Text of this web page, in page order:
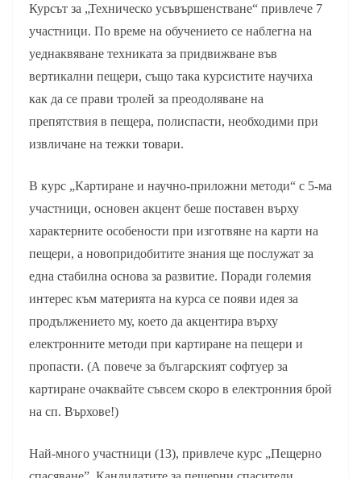
Курсът за „Техническо усъвършенстване“ привлече 7
участници. По време на обучението се наблегна на
уеднаквяване техниката за придвижване във
вертикални пещери, също така курсистите научиха
как да се прави тролей за преодоляване на
препятствия в пещера, полиспасти, необходими при
извличане на тежки товари.
В курс „Картиране и научно-приложни методи“ с 5-ма
участници, основен акцент беше поставен върху
характерните особености при изготвяне на карти на
пещери, а новопридобитите знания ще послужат за
една стабилна основа за развитие. Поради големия
интерес към материята на курса се появи идея за
продължението му, което да акцентира върху
електронните методи при картиране на пещери и
пропасти. (А повече за българският софтуер за
картиране очаквайте съвсем скоро в електронния брой
на сп. Върхове!)
Най-много участници (13), привлече курс „Пещерно